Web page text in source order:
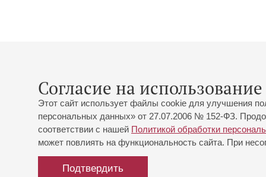
Согласие на
Этот сайт использует файлы cookie для улучшения
персональных данных» от 27.07.2006 № 152-ФЗ.
соответствии с нашей Политикой обработки
может повлиять на функциональность сайта. При
Подтвердить